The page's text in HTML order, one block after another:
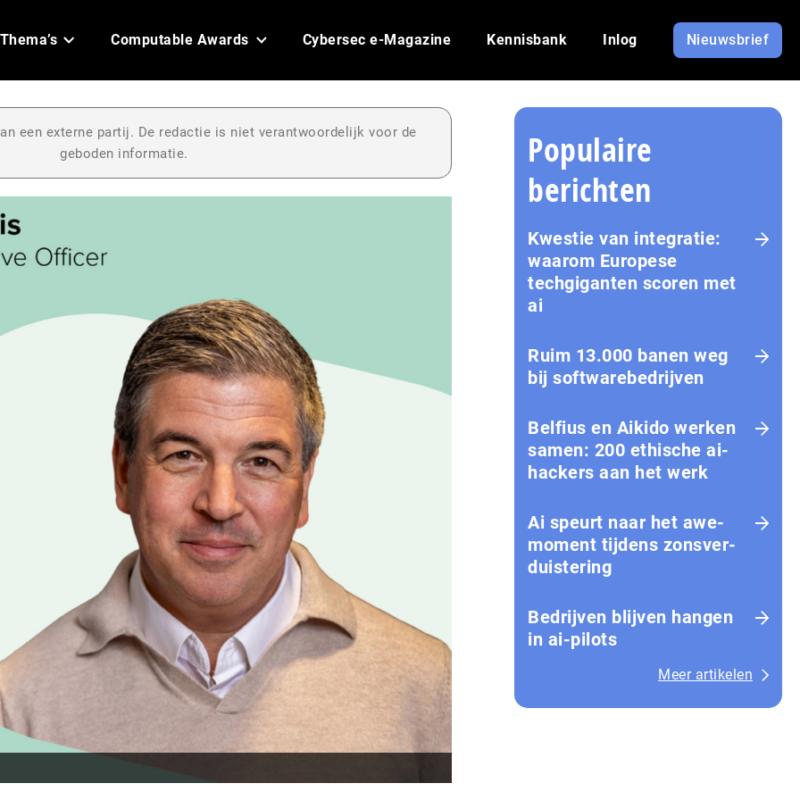
Thema’s Computable Awards Cybersec e-Magazine Kennisbank Inlog Nieuwsbrief
een externe partij. De redactie is niet verantwoordelijk voor de
geboden informatie.
Populaire
berichten
Kwestie van integratie:
waarom Europese
techgiganten scoren met
ai
Ruim 13.000 banen weg
bij softwarebedrijven
Belfius en Aikido werken
samen: 200 ethische ai-
hackers aan het werk
Ai speurt naar het awe-
moment tijdens zons­ver­
duis­te­ring
Bedrijven blijven hangen
in ai-pilots
Meer artikelen